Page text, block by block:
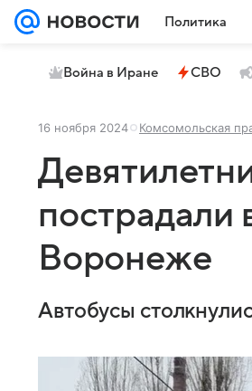
Политика
Война в Иране СВО
16 ноября 2024 Комсомольская
пострадали
Воронеже
Автобусы